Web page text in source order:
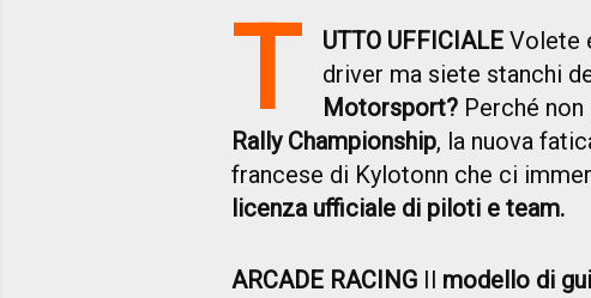
T UTTO UFFICIALE Volete
driver ma siete stanchi
Motorsport? Perché
Rally Championship, la nuova
francese di Kylotonn che ci
licenza ufficiale di piloti e team.
ARCADE RACING Il modello di